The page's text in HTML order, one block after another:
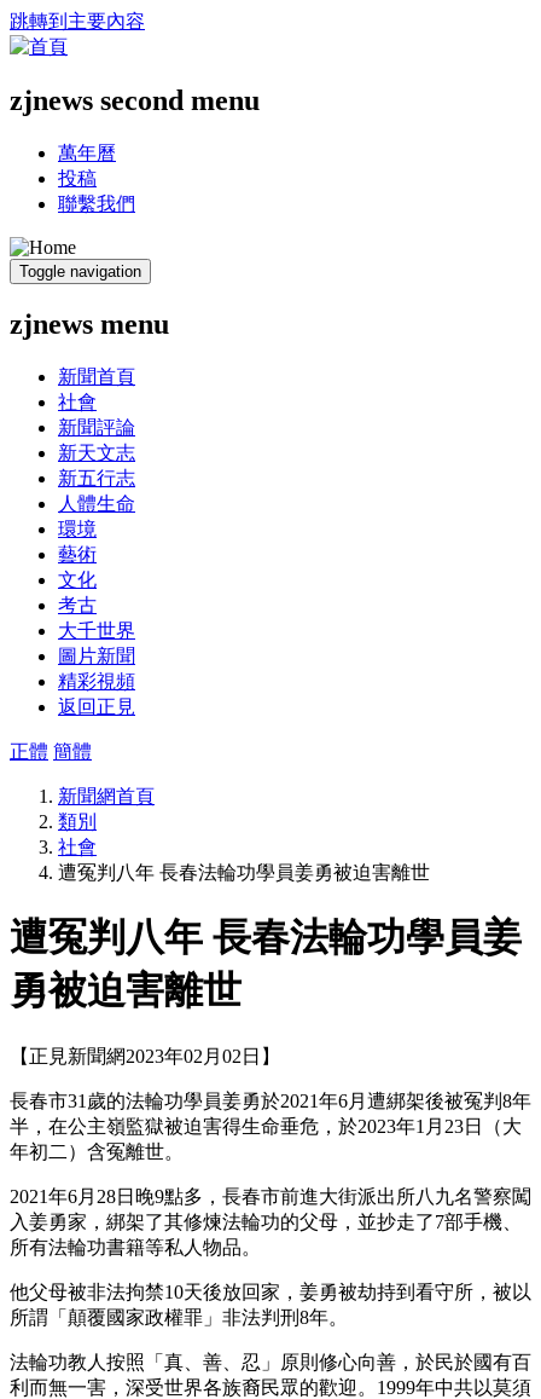
跳轉到主要內容
zjnews second menu
萬年曆
投稿
聯繫我們
Toggle navigation
zjnews menu
新聞首頁
社會
新聞評論
新天文志
新五行志
人體生命
環境
藝術
文化
考古
大千世界
圖片新聞
精彩視頻
返回正見
正體 簡體
新聞網首頁
類別
社會
遭冤判八年 長春法輪功學員姜勇被迫害離世
遭冤判八年 長春法輪功學員姜
勇被迫害離世
【正見新聞網2023年02月02日】
長春市31歲的法輪功學員姜勇於2021年6月遭綁架後被冤判8年
半，在公主嶺監獄被迫害得生命垂危，於2023年1月23日（大
年初二）含冤離世。
2021年6月28日晚9點多，長春市前進大街派出所八九名警察闖
入姜勇家，綁架了其修煉法輪功的父母，並抄走了7部手機、
所有法輪功書籍等私人物品。
他父母被非法拘禁10天後放回家，姜勇被劫持到看守所，被以
所謂「顛覆國家政權罪」非法判刑8年。
法輪功教人按照「真、善、忍」原則修心向善，於民於國有百
利而無一害，深受世界各族裔民眾的歡迎。1999年中共以莫須